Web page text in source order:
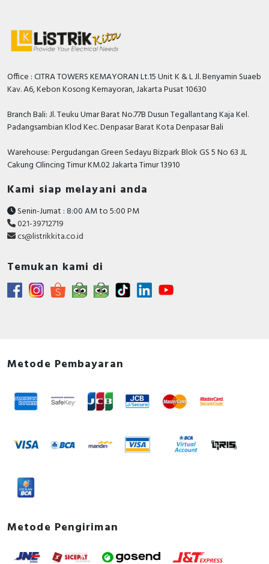
Office : CITRA TOWERS KEMAYORAN Lt.15 Unit K & L Jl. Benyamin Suaeb
Kav. A6, Kebon Kosong Kemayoran, Jakarta Pusat 10630
Branch Bali: Jl. Teuku Umar Barat No.77B Dusun Tegallantang Kaja Kel.
Padangsambian Klod Kec. Denpasar Barat Kota Denpasar Bali
Warehouse: Pergudangan Green Sedayu Bizpark Blok GS 5 No 63 JL
Cakung CIlincing Timur KM.02 Jakarta Timur 13910
Kami siap melayani anda
Senin-Jumat : 8:00 AM to 5:00 PM
021-39712719
cs@listrikkita.co.id
Temukan kami di
Metode Pembayaran
Metode Pengiriman